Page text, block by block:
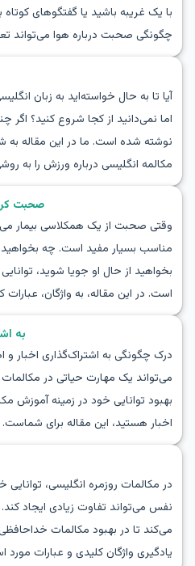
خود درباره فیلم‌ها با دوستان،
خواهید داشت. بیایید با صحبت
با یک غریبه باشید یا گفتگوهای
چگونگی صحبت درباره هوا می‌تواند
راهنما، شما تمرین خواهید کرد که
صحبت کنید، درک خود را از
دهید و واژگان ضروری را بیاموزید. با
شما توانایی و اعتماد به نفس خود
هوا در هر محیط انگلیسی‌زبان تقویت
آیا تا به حال خواسته‌اید به زبان
اما نمی‌دانید از کجا شروع کنید؟ اگر
نوشته شده است. ما در این مقاله به
مکالمه انگلیسی درباره ورزش را به
بگیرید. شما کلمات و عبارات کلیدی
ورزشی به انگلیسی را خواهید یافت و
صحبت کردن درباره ورزش به زبان
دنبال بهبود مهارت‌های مکالمه خود
روی علاقه یا نیاز تمرین می‌کنید، این
خواهد بود.
صحبت
وقتی صحبت از یک همکلاسی بیمار
مناسب بسیار مفید است. چه بخواهید
بخواهید از حال او جویا شوید،
است. در این مقاله، به واژگان،
پرداخت تا مهارت‌های ارتباطی شما را
تمرین صحبت درباره یک همکلاسی
افزایش اعتماد به‌نفس شما می‌شود،
واقعی که در آن همدلی و درک اهمیت
خواندن، به این تمرین مهیج بپردازید و
پیشرفت دهید.
به
درک چگونگی به اشتراک‌گذاری اخبار و
می‌تواند یک مهارت حیاتی در مکالمات
بهبود توانایی خود در زمینه آموزش
اخبار هستید، این مقاله برای
اشتراک خبر در مکالمه انگلیسی را به
یک مکالمه نقش‌آفرینی برای اخبار و
می‌کند تا تمرین مکالمه اخبار و
واقعی تجربه کنید. شما با آشنایی با
احتمالاً با آن‌ها مواجه می‌شوید، به
در مکالمات روزمره انگلیسی،
نفس می‌تواند تفاوت زیادی ایجاد
می‌کند تا در بهبود مکالمات
یادگیری واژگان کلیدی و عبارات مورد